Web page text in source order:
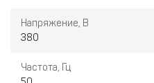
изоляции F.
Пальцы и ролики выполнены
Напряжение, В
380
Частота, Гц